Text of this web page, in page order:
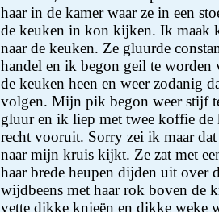
haar in de kamer waar ze in een
de keuken in kon kijken. Ik maak
naar de keuken. Ze gluurde
handel en ik begon geil te
de keuken heen en weer zodanig
volgen. Mijn pik begon weer stijf
gluur en ik liep met twee koffie
recht vooruit. Sorry zei ik maar
naar mijn kruis kijkt. Ze zat met
haar brede heupen dijden uit over
wijdbeens met haar rok boven de
vette dikke knieën en dikke weke